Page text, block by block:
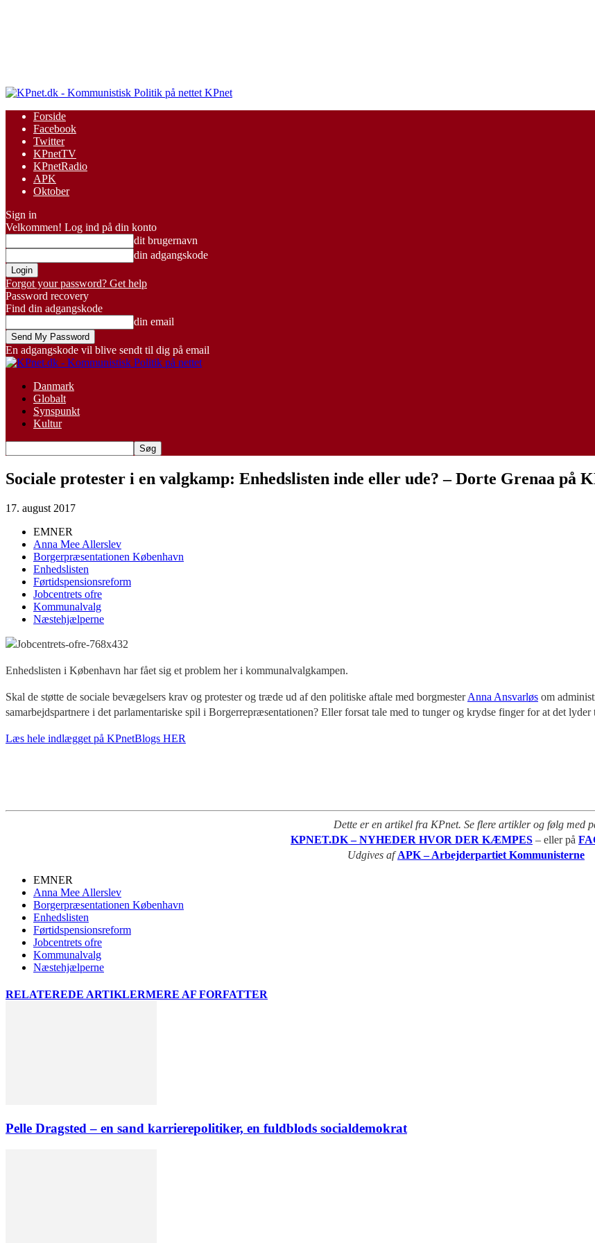
KPnet
Forside
Facebook
Twitter
KPnetTV
KPnetRadio
APK
Oktober
Sign in
Velkommen! Log ind på din konto
dit brugernavn
din adgangskode
Forgot your password? Get help
Password recovery
Find din adgangskode
din email
En adgangskode vil blive sendt til dig på email
Danmark
Globalt
Synspunkt
Kultur
Sociale protester i en valgkamp: Enhedslisten inde eller ude? – Dorte Grenaa på
17. august 2017
EMNER
Anna Mee Allerslev
Borgerpræsentationen København
Enhedslisten
Førtidspensionsreform
Jobcentrets ofre
Kommunalvalg
Næstehjælperne
Enhedslisten i København har fået sig et problem her i kommunalvalgkampen.
Skal de støtte de sociale bevægelsers krav og protester og træde ud af den politiske aftale med borgmesterAnna Ansvarløs om
samarbejdspartnere i det parlamentariske spil i Borgerrepræsentationen? Eller forsat tale med to tunger og krydse finger for at det
Læs hele indlægget på KPnetBlogs HER
Dette er en artikel fra KPnet. Se flere artikler og følg med
KPNET.DK – NYHEDER HVOR DER KÆMPES – eller på
Udgives afAPK – Arbejderpartiet Kommunisterne
EMNER
Anna Mee Allerslev
Borgerpræsentationen København
Enhedslisten
Førtidspensionsreform
Jobcentrets ofre
Kommunalvalg
Næstehjælperne
RELATEREDE ARTIKLERMERE AF FORFATTER
Pelle Dragsted – en sand karrierepolitiker, en fuldblods socialdemokrat